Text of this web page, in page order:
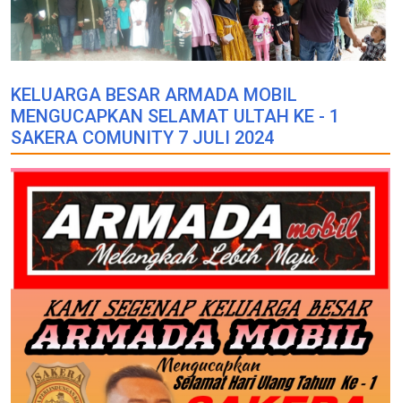
KELUARGA BESAR ARMADA MOBIL
MENGUCAPKAN SELAMAT ULTAH KE - 1
SAKERA COMUNITY 7 JULI 2024